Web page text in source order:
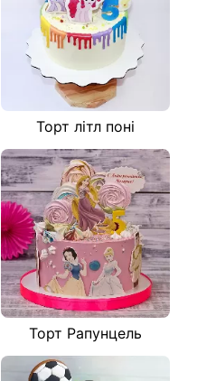
Торт літл поні
Торт Рапунцель